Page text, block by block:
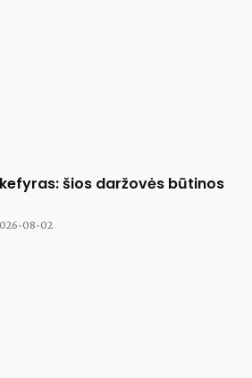
šios daržovės būtinos
08-02